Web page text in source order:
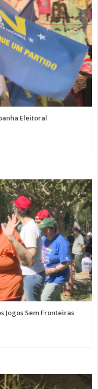
Eleitoral
Jogos Sem Fronteiras